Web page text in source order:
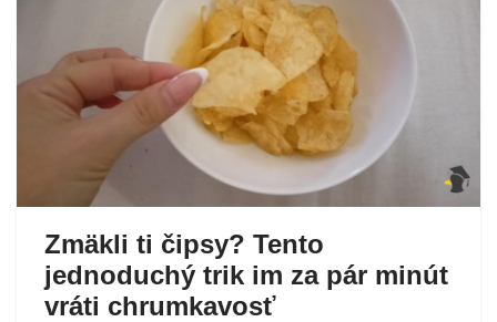
Zmäkli ti čipsy? Tento
jednoduchý trik im za pár minút
vráti chrumkavosť